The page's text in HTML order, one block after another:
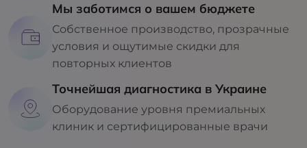
Мы заботимся о вашем бюджете
Собственное производство, прозрачные
условия и ощутимые скидки для
повторных клиентов
Точнейшая диагностика в Украине
Оборудование уровня премиальных
клиник и сертифицированные врачи